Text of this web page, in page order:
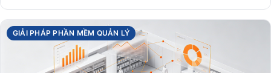
GIẢI PHÁP PHẦN MỀM QUẢN LÝ